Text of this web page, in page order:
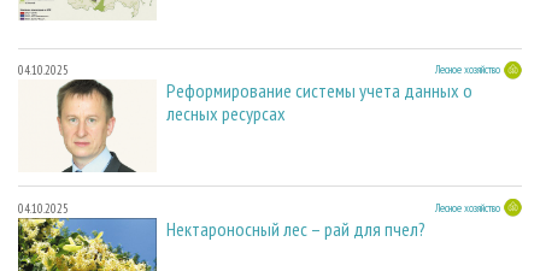
04.10.2025 Лесное хозяйство
Реформирование системы учета данных о
лесных ресурсах
04.10.2025 Лесное хозяйство
Нектароносный лес – рай для пчел?